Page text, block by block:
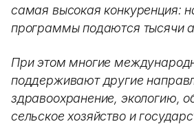
самая высокая конкуренция:
программы подаются тысячи
При этом многие
поддерживают другие
здравоохранение, экологию,
сельское хозяйство и